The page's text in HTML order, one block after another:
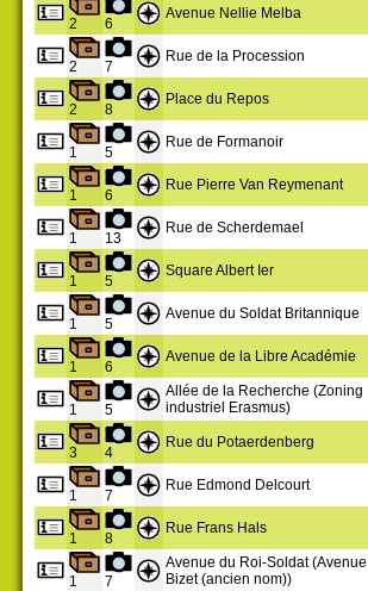
2 6
Avenue Nellie Melba
2 7
Rue de la Procession
2 8
Place du Repos
1 5
Rue de Formanoir
1 6
Rue Pierre Van Reymenant
1 13
Rue de Scherdemael
1 5
Square Albert Ier
1 5
Avenue du Soldat Britannique
1 6
Avenue de la Libre Académie
1 5
Allée de la Recherche (Zoning
industriel Erasmus)
3 4
Rue du Potaerdenberg
1 7
Rue Edmond Delcourt
1 8
Rue Frans Hals
1 7
Avenue du Roi-Soldat (Avenue
Bizet (ancien nom))